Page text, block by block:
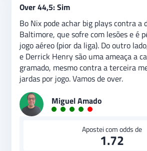
Over 44,5: Sim
Bo Nix pode achar big plays contra a
Baltimore, que sofre com lesões e é
jogo aéreo (pior da liga). Do outro
e Derrick Henry são uma ameaça a
gramado, mesmo contra a terceira
jardas por jogo. Vamos de over.
Miguel Amado
Apostei com odds de
1.72